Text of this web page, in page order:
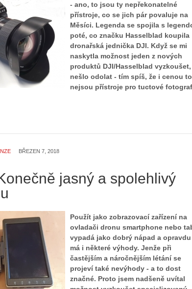
- ano, to jsou ty nepřekonatelné
přístroje, co se jich pár povaluje na
Měsíci. Legenda se spojila s
poté, co značku Hasselblad koupila
dronařská jednička DJI. Když se mi
naskytla možnost jeden z nových
produktů DJI/Hasselblad vyzkoušet,
nešlo odolat - tím spíš, že i cenou
nejsou přístroje pro tuctové
BŘEZEN 7, 2018
jasný a spolehlivý
Použít jako zobrazovací zařízení na
ovladači dronu smartphone nebo
vypadá jako dobrý nápad a
má i některé výhody. Jenže při
častějším a náročnějším létání se
projeví také nevýhody - a to dost
značné. Proto jsem nadšeně uvítal